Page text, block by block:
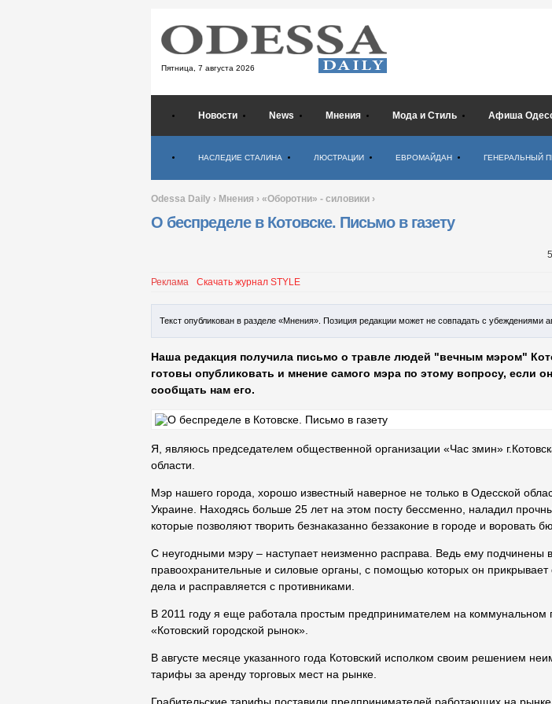
Пятница, 7 августа 2026
Новости News Мнения Мода и Стиль Афиша
НАСЛЕДИЕ СТАЛИНА ЛЮСТРАЦИИ ЕВРОМАЙДАН ГЕНЕРАЛЬНЫЙ
Odessa Daily › Мнения › «Оборотни» - силовики ›
О беспределе в Котовске. Письмо в газету
Реклама Скачать журнал STYLE
Текст опубликован в разделе «Мнения». Позиция редакции может не совпадать с убеждениями
Наша редакция получила письмо о травле людей "вечным мэром"
готовы опубликовать и мнение самого мэра по этому вопросу, если
сообщать нам его.
Я, являюсь председателем общественной организации «Час змин»
области.
Мэр нашего города, хорошо известный наверное не только в Одесской
Украине. Находясь больше 25 лет на этом посту бессменно, наладил
которые позволяют творить безнаказанно беззаконие в городе и воровать
С неугодными мэру – наступает неизменно расправа. Ведь ему подчинены
правоохранительные и силовые органы, с помощью которых он
дела и расправляется с противниками.
В 2011 году я еще работала простым предпринимателем на коммунальном
«Котовский городской рынок».
В августе месяце указанного года Котовский исполком своим решением
тарифы за аренду торговых мест на рынке.